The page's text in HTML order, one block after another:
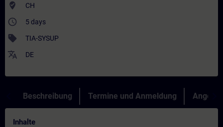
where_to_vote CH
access_time 5 days
sell TIA-SYSUP
translate DE
Beschreibung Termine und Anmeldung Angebot
Inhalte